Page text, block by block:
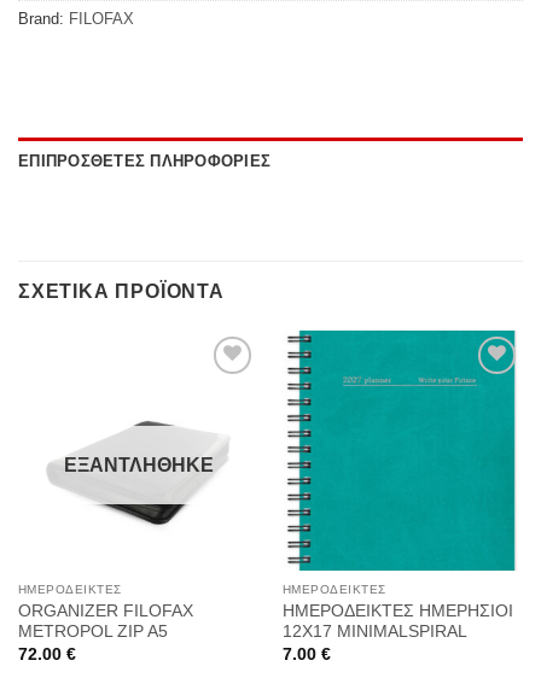
Brand: FILOFAX
ΕΠΙΠΡΌΣΘΕΤΕΣ ΠΛΗΡΟΦΟΡΊΕΣ
ΣΧΕΤΙΚΆ ΠΡΟΪΌΝΤΑ
Προσθήκη
στη
Wishlist
ΕΞΑΝΤΛΉΘΗΚΕ
ΗΜΕΡΟΔΕΊΚΤΕΣ
ORGANIZER FILOFAX
METROPOL ZIP A5
72.00 €
ΗΜΕΡΟΔΕΊΚΤΕΣ
ΗΜΕΡΟΔΕΙΚΤΕΣ ΗΜΕΡΗΣΙΟΙ
12Χ17 MINIMALSPIRAL
7.00 €